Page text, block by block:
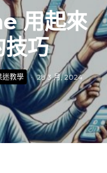
用起來
技巧
迷教學 · 28 3 月, 2024